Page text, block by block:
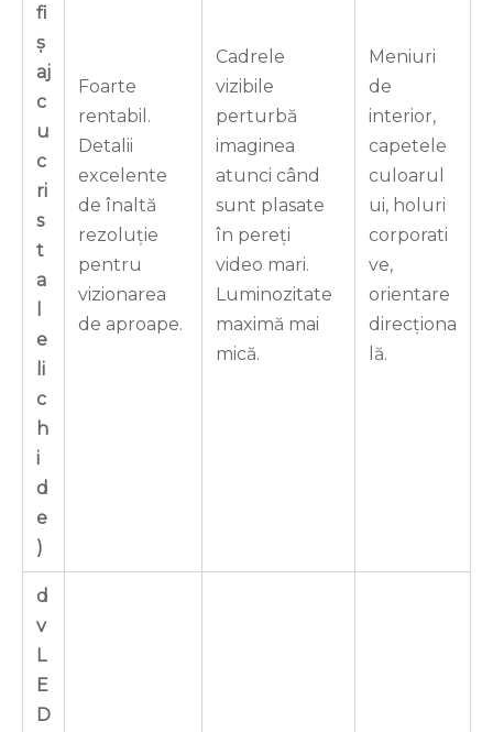
fi
ș
aj
c
u
c
ri
s
t
a
e
li
c
h
i
d
e
)
Foarte
rentabil.
Detalii
excelente
de înaltă
rezoluție
pentru
vizionarea
de aproape.
Cadrele
vizibile
perturbă
imaginea
atunci când
sunt plasate
în pereți
video mari.
Luminozitate
maximă mai
mică.
Meniuri
de
interior,
capetele
culoarul
ui, holuri
corporati
ve,
orientare
direcționa
lă.
d
v
L
E
D